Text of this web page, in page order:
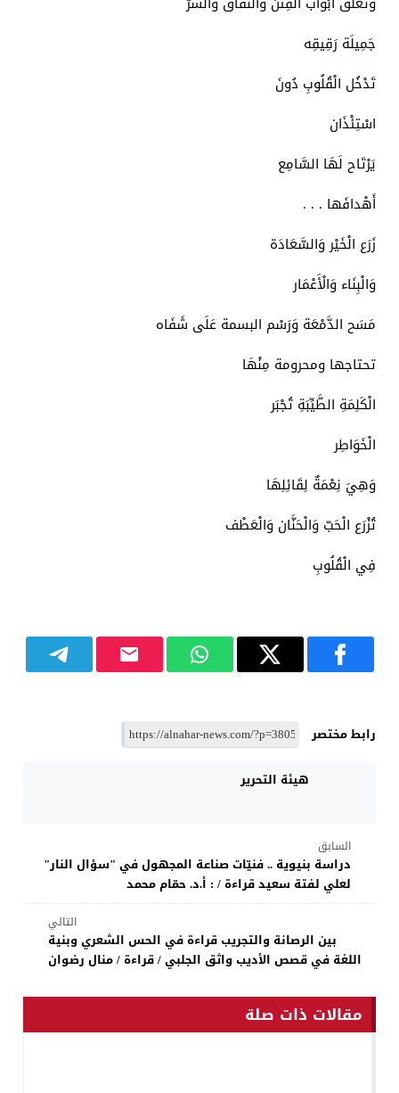
جَمِيلَة رَقِيقِه
تَدْخُل الْقُلُوبِ دُونَ
اسْتِئْذَان
يَرْتَاح لَهَا السَّامِع
أَهْدافَها . . .
زَرَع الْخَيْر وَالسَّعَادَة
وَالْبِنَاء وَالْأَعْمَار
مَسَح الدَّمْعَة وَرَسْم البسمة عَلَى شَفَاه
تحتاجها ومحرومة مِنْهَا
الْكَلِمَةِ الطَّيِّبَةِ تُجْبَر
الْخَوَاطِر
وَهِيَ نِعْمَةٌ لِقَائِلِهَا
تُزْرَع الْحَبّ وَالْحَنَّان وَالْعَطْف
فِي الْقُلُوبِ
رابط مختصر
هيئة التحرير
السابق
دراسة بنيوية .. فنيّات صناعة المجهول في "سؤال النار"
لعلي لفتة سعيد قراءة / : أ.د. حمّام محمد
التالي
بين الرصانة والتجريب قراءة في الحس الشعري وبنية
اللغة في قصص الأديب واثق الجلبي / قراءة / منال رضوان
مقالات ذات صلة